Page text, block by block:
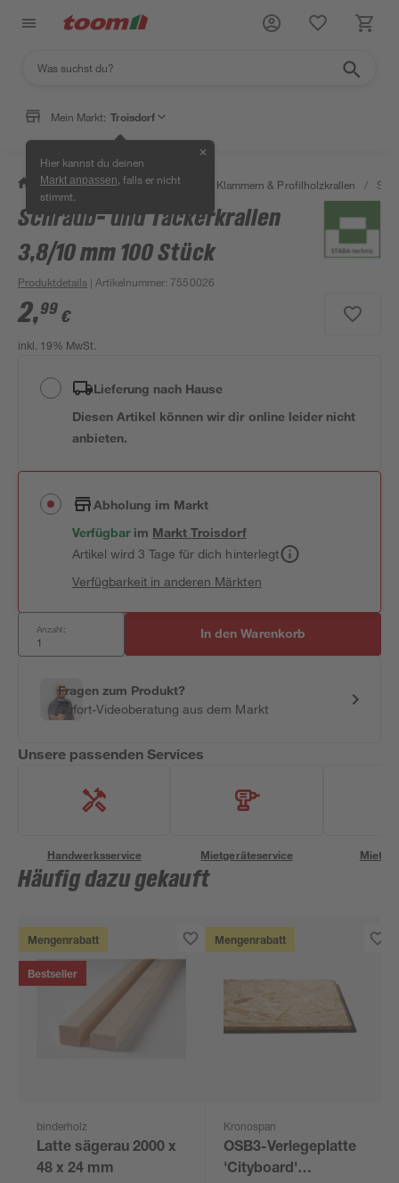
Mein Markt: Troisdorf
Hier kannst du deinen
Markt anpassen , falls er nicht
stimmt.
✕
/ Bauen & Renovieren / Holz Klammern & Profilholzkrallen /
Schraub- und Tackerkrallen
3,8/10 mm 100 Stück
Produktdetails | Artikelnummer: 7550026
2,99 €
inkl. 19% MwSt.
Lieferung nach Hause
Diesen Artikel können wir dir online leider nicht
anbieten.
Abholung im Markt
Verfügbar im MarktTroisdorf
Artikel wird 3 Tage für dich hinterlegt
Verfügbarkeit in anderen Märkten
Anzahl: In den Warenkorb
Fragen zum Produkt?
Sofort-Videoberatung aus dem Markt
Unsere passenden Services
Handwerksservice Mietgeräteservice
Häufig dazu gekauft
Mengenrabatt
Bestseller
binderholz
Latte sägerau 2000 x
48 x 24 mm
Mengenrabatt
Kronospan
OSB3-Verlegeplatte
'Cityboard'